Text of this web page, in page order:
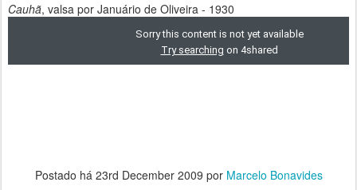
Cauhã, valsa por Januário de Oliveira - 1930
Postado há 23rd December 2009 por Marcelo Bonavides